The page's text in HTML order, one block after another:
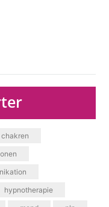
chakren
hypnotherapie